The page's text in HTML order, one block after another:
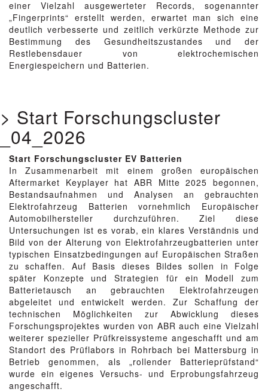
einer Vielzahl ausgewerteter Records, sogenannter
„Fingerprints“ erstellt werden, erwartet man sich eine
deutlich verbesserte und zeitlich verkürzte Methode zur
Bestimmung des Gesundheitszustandes und der
Restlebensdauer von elektrochemischen
Energiespeichern und Batterien.
> Start Forschungscluster
_04_2026
Start Forschungscluster EV Batterien
In Zusammenarbeit mit einem großen europäischen
Aftermarket Keyplayer hat ABR Mitte 2025 begonnen,
Bestandsaufnahmen und Analysen an gebrauchten
Elektrofahrzeug Batterien vornehmlich Europäischer
Automobilhersteller durchzuführen. Ziel diese
Untersuchungen ist es vorab, ein klares Verständnis und
Bild von der Alterung von Elektrofahrzeugbatterien unter
typischen Einsatzbedingungen auf Europäischen Straßen
zu schaffen. Auf Basis dieses Bildes sollen in Folge
später Konzepte und Strategien für ein Modell zum
Batterietausch an gebrauchten Elektrofahrzeugen
abgeleitet und entwickelt werden. Zur Schaffung der
technischen Möglichkeiten zur Abwicklung dieses
Forschungsprojektes wurden von ABR auch eine Vielzahl
weiterer spezieller Prüfkreissysteme angeschafft und am
Standort des Prüflabors in Rohrbach bei Mattersburg in
Betrieb genommen, als „rollender Batterieprüfstand“
wurde ein eigenes Versuchs- und Erprobungsfahrzeug
angeschafft.